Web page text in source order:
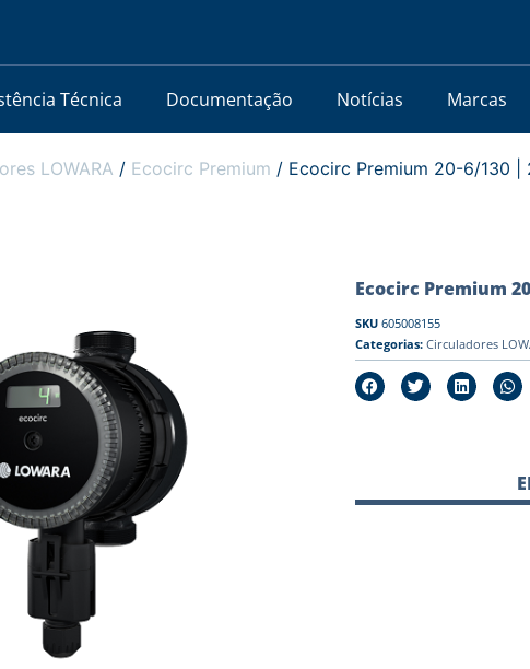
Técnica Documentação Notícias Marcas
LOWARA / Ecocirc Premium / Ecocirc Premium 20-6/130 |
Ecocirc Premium
SKU 605008155
Categorias: Circuladores